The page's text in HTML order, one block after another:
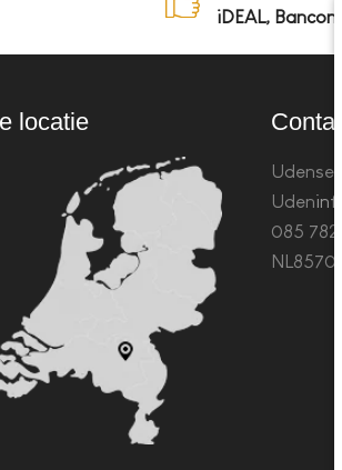
iDEAL,
locatie Contact
Uden
085 782